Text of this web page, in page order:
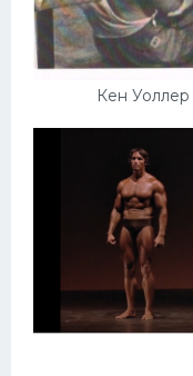
Кен